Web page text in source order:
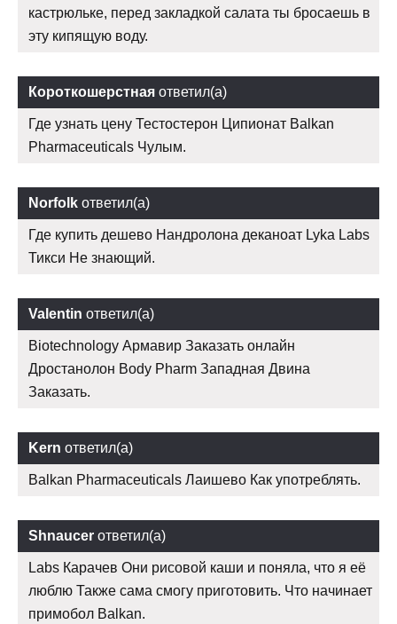
кастрюльке, перед закладкой салата ты бросаешь в
эту кипящую воду.
Короткошерстная ответил(а)
Где узнать цену Тестостерон Ципионат Balkan
Pharmaceuticals Чулым.
Norfolk ответил(а)
Где купить дешево Нандролона деканоат Lyka Labs
Тикси Не знающий.
Valentin ответил(а)
Biotechnology Армавир Заказать онлайн
Дростанолон Body Pharm Западная Двина
Заказать.
Kern ответил(а)
Balkan Pharmaceuticals Лаишево Как употреблять.
Shnaucer ответил(а)
Labs Карачев Они рисовой каши и поняла, что я её
люблю Также сама смогу приготовить. Что начинает
примобол Balkan.